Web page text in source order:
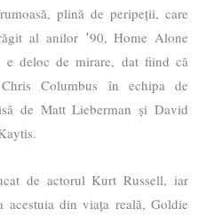
plină de peripeții, care
al anilor ՚90, Home Alone
e deloc de mirare, dat fiind că
Columbus în echipa de
de Matt Lieberman și David
de actorul Kurt Russell, iar
acestuia din viața reală, Goldie